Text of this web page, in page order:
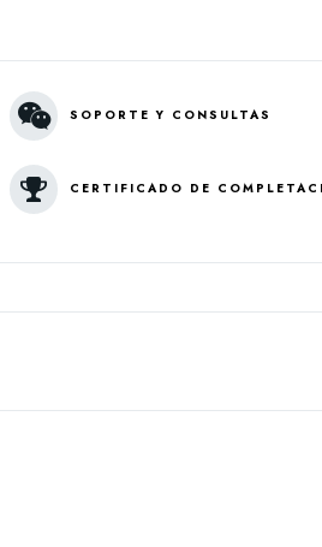
SOPORTE Y CONSULTAS
CERTIFICADO DE